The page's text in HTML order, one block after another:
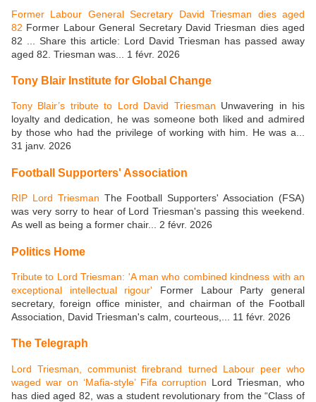
Former Labour General Secretary David Triesman dies aged
82 Former Labour General Secretary David Triesman dies aged
82 ... Share this article: Lord David Triesman has passed away
aged 82. Triesman was... 1 févr. 2026
Tony Blair Institute for Global Change
Tony Blair’s tribute to Lord David Triesman Unwavering in his
loyalty and dedication, he was someone both liked and admired
by those who had the privilege of working with him. He was a...
31 janv. 2026
Football Supporters' Association
RIP Lord Triesman The Football Supporters' Association (FSA)
was very sorry to hear of Lord Triesman's passing this weekend.
As well as being a former chair... 2 févr. 2026
Politics Home
Tribute to Lord Triesman: 'A man who combined kindness with an
exceptional intellectual rigour' Former Labour Party general
secretary, foreign office minister, and chairman of the Football
Association, David Triesman's calm, courteous,... 11 févr. 2026
The Telegraph
Lord Triesman, communist firebrand turned Labour peer who
waged war on ‘Mafia-style’ Fifa corruption ​Lord Triesman, who
has died aged 82, was a student revolutionary from the “Class of